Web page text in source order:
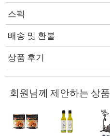
스펙
배송 및 환불
상품 후기
회원님께 제안하는 상품